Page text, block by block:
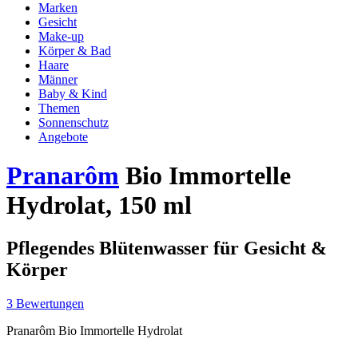
Marken
Gesicht
Make-up
Körper & Bad
Haare
Männer
Baby & Kind
Themen
Sonnenschutz
Angebote
Pranarôm Bio Immortelle
Hydrolat, 150 ml
Pflegendes Blütenwasser für Gesicht &
Körper
3 Bewertungen
Pranarôm Bio Immortelle Hydrolat